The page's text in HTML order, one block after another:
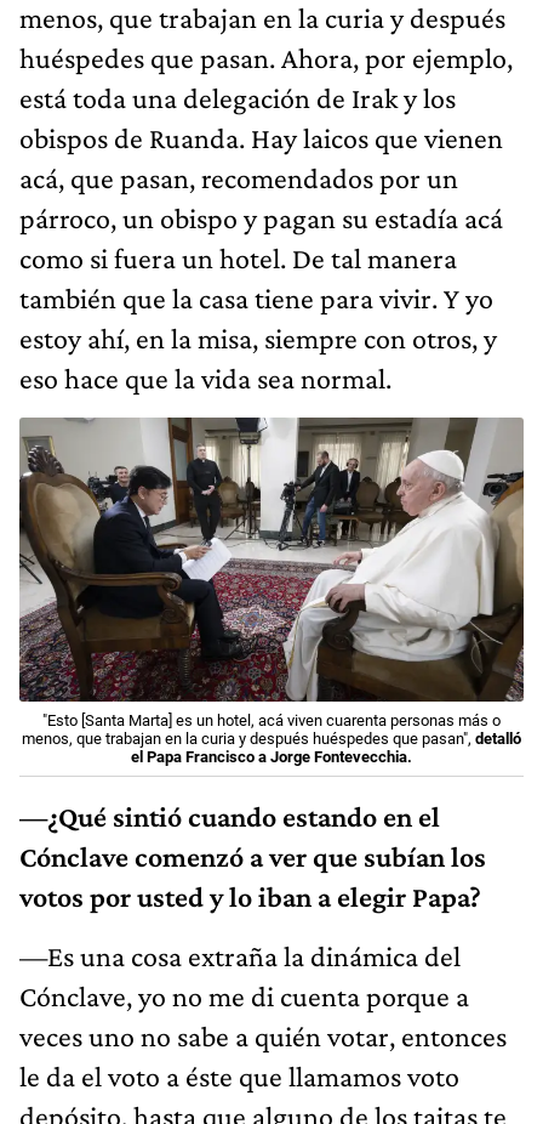
menos, que trabajan en la curia y después
huéspedes que pasan. Ahora, por ejemplo,
está toda una delegación de Irak y los
obispos de Ruanda. Hay laicos que vienen
acá, que pasan, recomendados por un
párroco, un obispo y pagan su estadía acá
como si fuera un hotel. De tal manera
también que la casa tiene para vivir. Y yo
estoy ahí, en la misa, siempre con otros, y
eso hace que la vida sea normal.
"Esto [Santa Marta] es un hotel, acá viven cuarenta personas más o
menos, que trabajan en la curia y después huéspedes que pasan", detalló
el Papa Francisco a Jorge Fontevecchia.
—¿Qué sintió cuando estando en el
Cónclave comenzó a ver que subían los
votos por usted y lo iban a elegir Papa?
—Es una cosa extraña la dinámica del
Cónclave, yo no me di cuenta porque a
veces uno no sabe a quién votar, entonces
le da el voto a éste que llamamos voto
depósito, hasta que alguno de los taitas te